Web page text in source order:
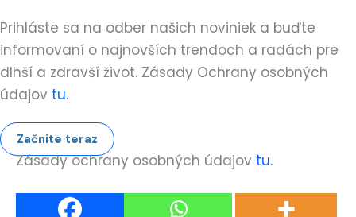
Prihláste sa na odber našich noviniek a buďte
informovaní o najnovších trendoch a radách pre
dlhší a zdravší život. Zásady Ochrany osobných
údajov tu.
Začnite teraz
Zásady ochrany osobných údajov tu.